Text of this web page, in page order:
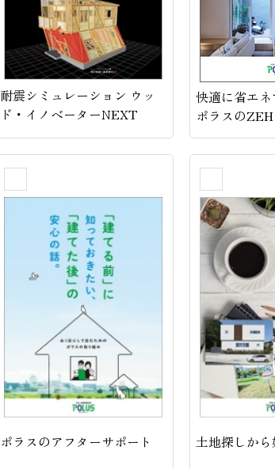
耐震シミュレーション ウッ
ド・イノベーターNEXT
快適に省エ
ポラスのZEH
ポラスのアフターサポート 土地探しか